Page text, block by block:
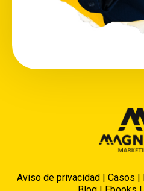
Aviso de privacidad Casos